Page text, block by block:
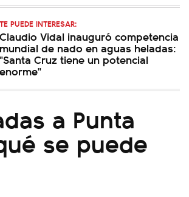
TE PUEDE INTERESAR:
Claudio Vidal inauguró competencia
mundial de nado en aguas heladas:
"Santa Cruz tiene un potencial
enorme"
a Punta
se puede